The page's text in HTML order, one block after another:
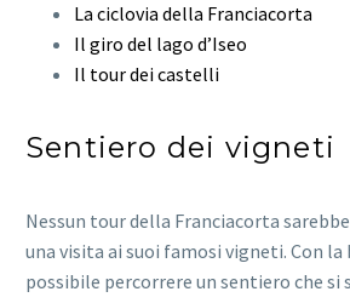
La ciclovia della Franciacorta
Il giro del lago d’Iseo
Il tour dei castelli
Sentiero dei vigneti
Nessun tour della Franciacorta
una visita ai suoi famosi vigneti. Con
possibile percorrere un sentiero che si